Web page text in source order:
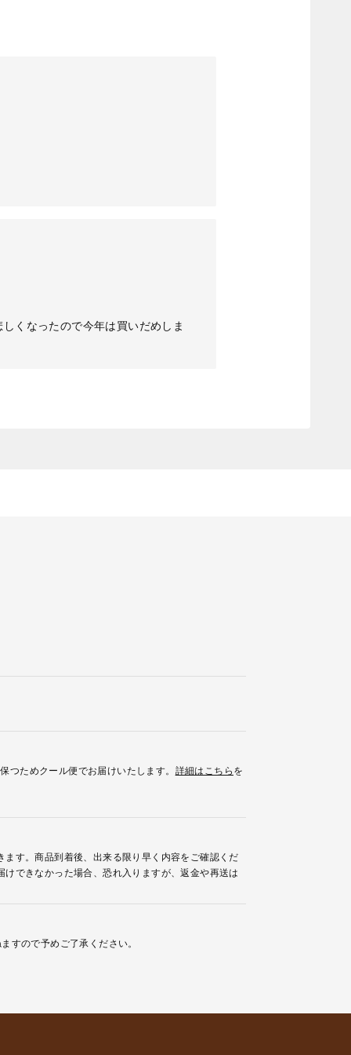
くなったので今年は買いだめしま
ためクール便でお届けいたします。 詳細はこちらを
す。商品到着後、出来る限り早く内容をご確認くだ
できなかった場合、恐れ入りますが、返金や再送は
すので予めご了承ください。